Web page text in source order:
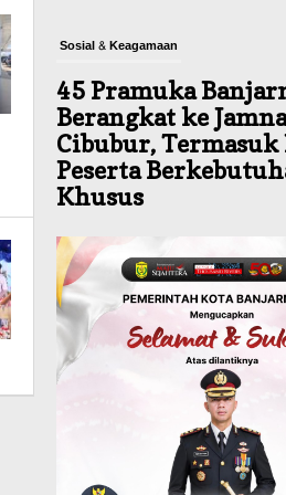
Sosial & Keagamaan
45 Pramuka
Berangkat ke
Cibubur, Termasuk
Peserta
Khusus
Agustus 9, 2026
Budaya & Pariwisata
Bunda PAUD
Ajak Anak Belajar
Lihat Satwa, Jelajah
di Taman Jahri Saleh
Agustus 9, 2026